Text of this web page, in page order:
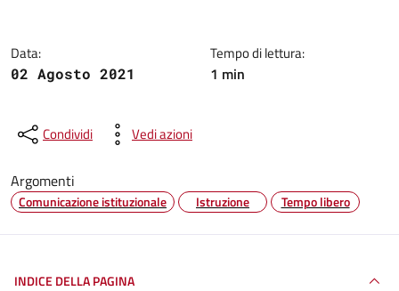
Data:
02 Agosto 2021
Tempo di lettura:
1 min
Condividi Vedi azioni
Argomenti
Comunicazione istituzionale Istruzione Tempo libero
INDICE DELLA PAGINA